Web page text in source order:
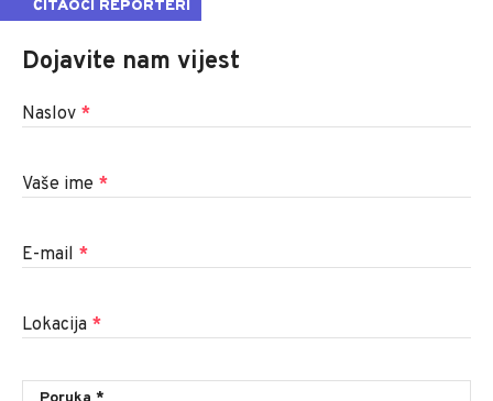
ČITAOCI REPORTERI
Dojavite nam vijest
Naslov *
Vaše ime *
E-mail *
Lokacija *